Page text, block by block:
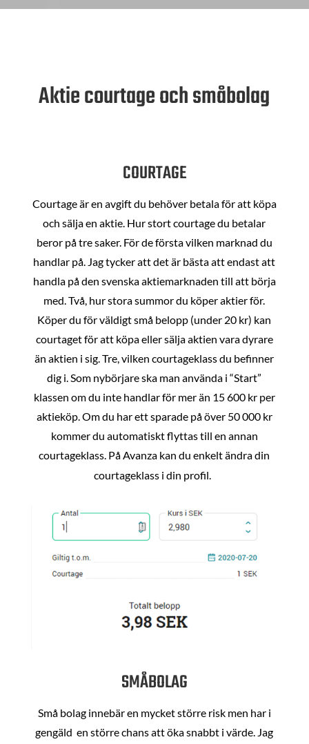
Aktie courtage och småbolag
COURTAGE
Courtage är en avgift du behöver betala för att köpa
och sälja en aktie. Hur stort courtage du betalar
beror på tre saker. För de första vilken marknad du
handlar på. Jag tycker att det är bästa att endast att
handla på den svenska aktiemarknaden till att börja
med. Två, hur stora summor du köper aktier för.
Köper du för väldigt små belopp (under 20 kr) kan
courtaget för att köpa eller sälja aktien vara dyrare
än aktien i sig. Tre, vilken courtageklass du befinner
dig i. Som nybörjare ska man använda i “Start”
klassen om du inte handlar för mer än 15 600 kr per
aktieköp. Om du har ett sparade på över 50 000 kr
kommer du automatiskt flyttas till en annan
courtageklass. På Avanza kan du enkelt ändra din
courtageklass i din profil.
SMÅBOLAG
Små bolag innebär en mycket större risk men har i
gengäld en större chans att öka snabbt i värde. Jag